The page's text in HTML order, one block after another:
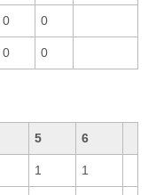
0 0
0 0
5 6
1 1